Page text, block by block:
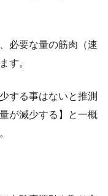
必要な量の筋肉（速
す。
する事はないと推測
が減少する】と一概